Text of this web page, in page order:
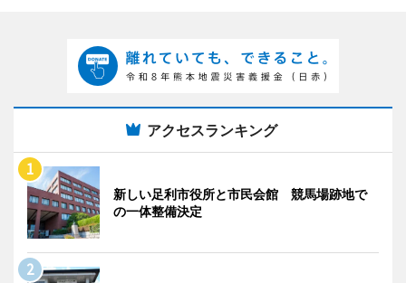
アクセスランキング
新しい足利市役所と市民会館 競馬場跡地で
の一体整備決定